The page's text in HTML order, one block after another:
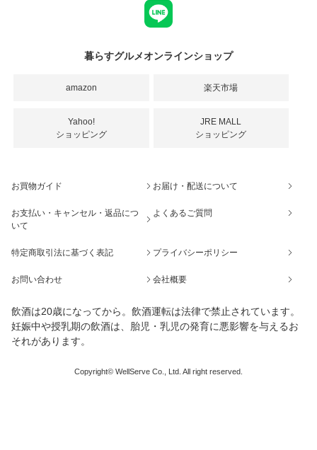
暮らすグルメオンラインショップ
amazon 楽天市場
Yahoo!
ショッピング
JRE MALL
ショッピング
お買物ガイド お届け・配送について
お支払い・キャンセル・返品につ
いて
よくあるご質問
特定商取引法に基づく表記 プライバシーポリシー
お問い合わせ 会社概要
飲酒は20歳になってから。飲酒運転は法律で禁止されています。
妊娠中や授乳期の飲酒は、胎児・乳児の発育に悪影響を与えるお
それがあります。
Copyright© WellServe Co., Ltd. All right reserved.